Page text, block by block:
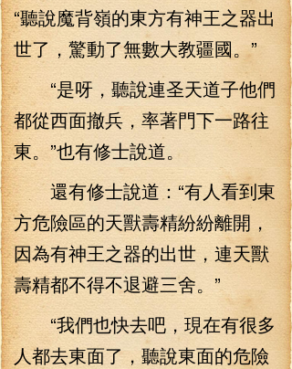
“聽說魔背嶺的東方有神王之器出
世了，驚動了無數大教疆國。”
“是呀，聽說連圣天道子他們
都從西面撤兵，率著門下一路往
東。”也有修士說道。
還有修士說道：“有人看到東
方危險區的天獸壽精紛紛離開，
因為有神王之器的出世，連天獸
壽精都不得不退避三舍。”
“我們也快去吧，現在有很多
人都去東面了，聽說東面的危險